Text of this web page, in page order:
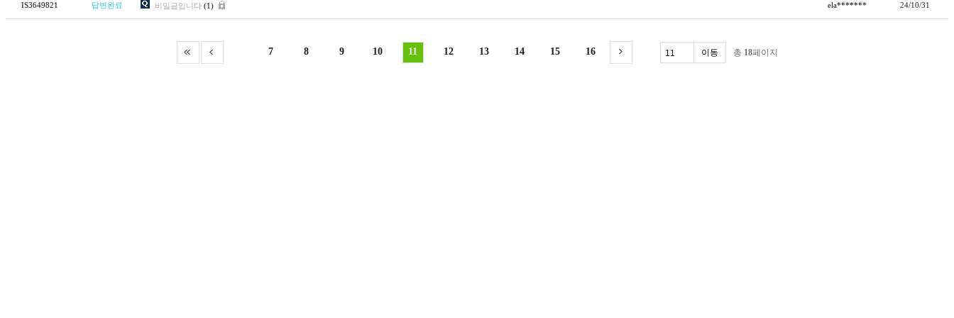
IS3649821 답변완료 비밀글입니다 (1) ela******* 24/10/31
7 8 9 10 11 12 13 14 15 16 총 18페이지